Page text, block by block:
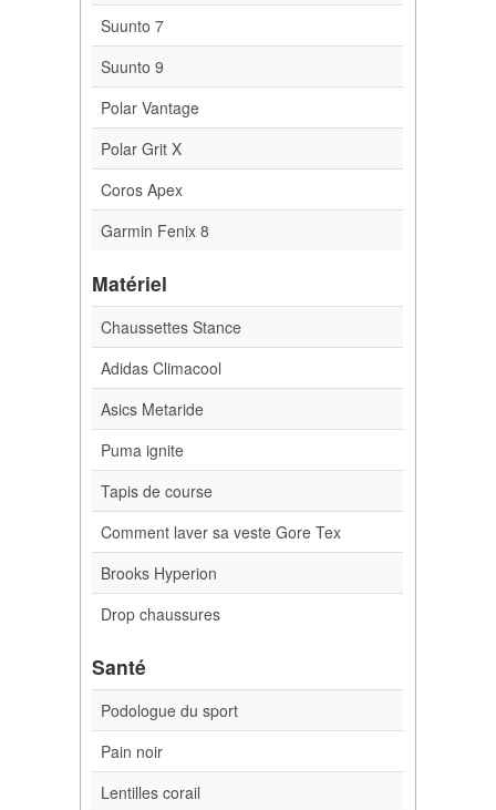
Suunto 7
Suunto 9
Polar Vantage
Polar Grit X
Coros Apex
Garmin Fenix 8
Matériel
Chaussettes Stance
Adidas Climacool
Asics Metaride
Puma ignite
Tapis de course
Comment laver sa veste Gore Tex
Brooks Hyperion
Drop chaussures
Santé
Podologue du sport
Pain noir
Lentilles corail